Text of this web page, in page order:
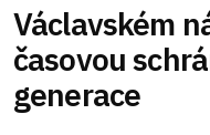
Václavském
časovou
generace